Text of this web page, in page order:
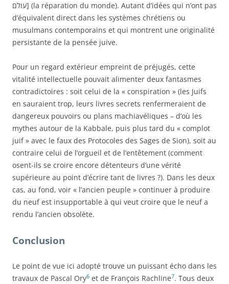
עולם] (la réparation du monde). Autant d’idées qui n’ont pas
d’équivalent direct dans les systèmes chrétiens ou
musulmans contemporains et qui montrent une originalité
persistante de la pensée juive.
Pour un regard extérieur empreint de préjugés, cette
vitalité intellectuelle pouvait alimenter deux fantasmes
contradictoires : soit celui de la « conspiration » (les Juifs
en sauraient trop, leurs livres secrets renfermeraient de
dangereux pouvoirs ou plans machiavéliques – d’où les
mythes autour de la Kabbale, puis plus tard du « complot
juif » avec le faux des Protocoles des Sages de Sion), soit au
contraire celui de l’orgueil et de l’entêtement (comment
osent-ils se croire encore détenteurs d’une vérité
supérieure au point d’écrire tant de livres ?). Dans les deux
cas, au fond, voir « l’ancien peuple » continuer à produire
du neuf est insupportable à qui veut croire que le neuf a
rendu l’ancien obsolète.
Conclusion
Le point de vue ici adopté trouve un puissant écho dans les
travaux de Pascal Ory6 et de François Rachline7. Tous deux